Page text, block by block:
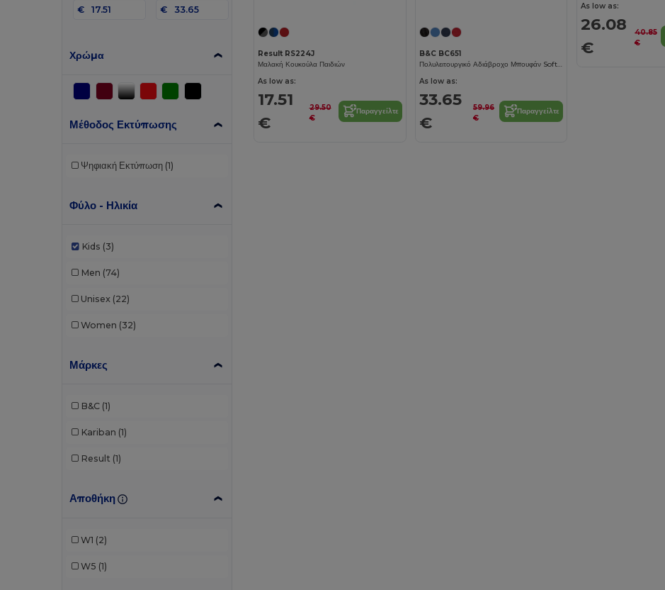
€
€
Χρώμα
Μέθοδος Εκτύπωσης
Ψηφιακή Εκτύπωση (1)
Φύλο - Ηλικία
Kids (3)
Men (74)
Unisex (22)
Women (32)
Μάρκες
B&C (1)
Kariban (1)
Result (1)
Αποθήκη
W1 (2)
W5 (1)
Result RS224J
Μαλακή Κουκούλα Παιδιών
As low as:
17.51
€
29.50
€
Παραγγείλτε
B&C BC651
Πολυλειτουργικό Αδιάβροχο Μπουφάν Soft-Shell με Αποσπώμενη Κουκούλα
As low as:
33.65
€
59.96
€
Παραγγείλτε
As low as:
26.08
€
40.85
€